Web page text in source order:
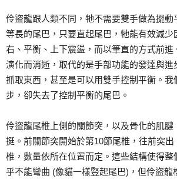
伶盜龍跟人類不同，牠不需要雙手做為擺動
等長的尾巴，只要直起尾巴，牠能有效減少
右、平衡、上下震盪，而以筆直的方式前進
演化而消逝，取代的是手部功能的發達與進
抓取東西，甚至是可以用雙手控制平衡。我
步，卻失去了控制平衡的尾巴。
伶盜龍尾椎上側的關節突，以及骨化的肌腱
挺。前關節突開始於第10節尾椎，往前突
椎，數量依所在位置而定。這些結構使得整
乎不能彎曲 (像貓一樣豎起尾巴)，但伶盜龍